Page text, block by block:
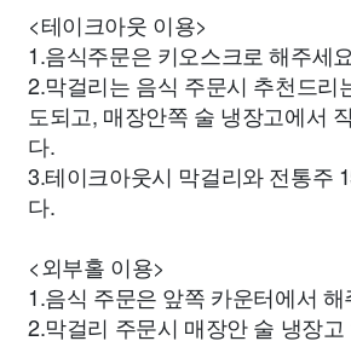
<테이크아웃 이용>
1.음식주문은 키오스크로 해주세
2.막걸리는 음식 주문시 추천드리
도되고, 매장안쪽 술 냉장고에서
다.
3.테이크아웃시 막걸리와 전통주
다.
<외부홀 이용>
1.음식 주문은 앞쪽 카운터에서 해
2.막걸리 주문시 매장안 술 냉장